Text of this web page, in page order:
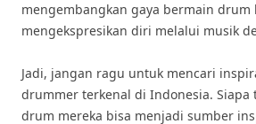
mengembangkan gaya bermain drum
mengekspresikan diri melalui musik
Jadi, jangan ragu untuk mencari
drummer terkenal di Indonesia. Siapa
drum mereka bisa menjadi sumber